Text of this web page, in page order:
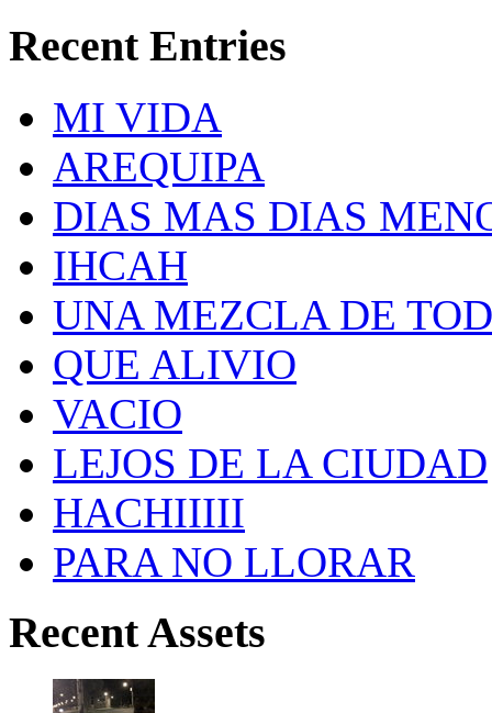
Recent Entries
MI VIDA
AREQUIPA
DIAS MAS DIAS
IHCAH
UNA MEZCLA DE
QUE ALIVIO
VACIO
LEJOS DE LA CIUDAD
HACHIIIII
PARA NO LLORAR
Recent Assets